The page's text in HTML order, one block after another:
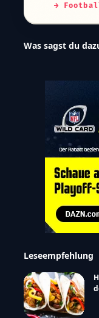
→
Was sagst du
Leseempfehlung